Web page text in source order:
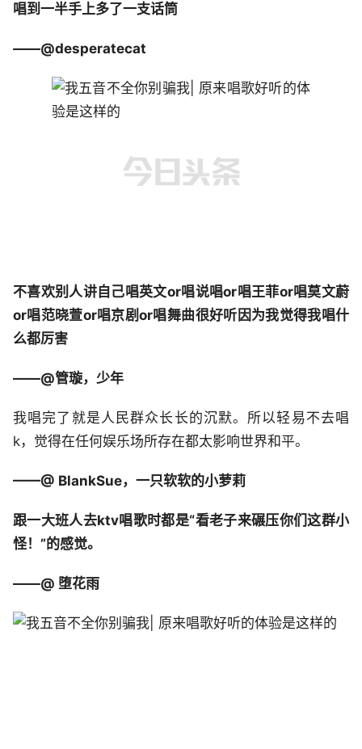
唱到一半手上多了一支话筒
——@desperatecat
不喜欢别人讲自己唱英文or唱说唱or唱王菲or唱莫文蔚
or唱范晓萱or唱京剧or唱舞曲很好听因为我觉得我唱什
么都厉害
——@管璇，少年
我唱完了就是人民群众长长的沉默。所以轻易不去唱
k，觉得在任何娱乐场所存在都太影响世界和平。
——@ BlankSue，一只软软的小萝莉
跟一大班人去ktv唱歌时都是“看老子来碾压你们这群小
怪！”的感觉。
——@ 堕花雨